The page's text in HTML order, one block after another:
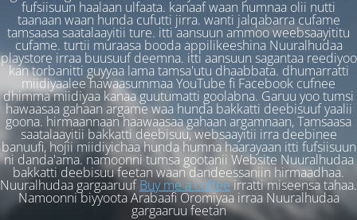
fufsiisuun haalaan ulfaata. kanaaf waan humnaa olii nutti
taanaan waan hunda cufutti jirra. wanti jalqabarra cufame
tamsaasa saatalaayitii ture. itti aansuun ammoo weebsaayititu
cufame. turtii muraasa booda appilikeeshina Nuuralhudaa
playstore irraa buusuuf deemna. itti aansuun sagantaa reediyoo
kan torbanitti guyyaa lama tamsa'utu dhaabbata. dhumarratti
miidiyaalee hawaasummaa YouTube fi Facebook cufnee
dhimma miidiyaa kanaa guutumatti goolabna. Garuu yoo tumsi
hawaasaa gahaan argame waa hunda bakkatti deebisuuf yaalii
goona. hirmaannaan haawaasaa gahaan argamnaan, Tamsaasa
saatalaayitii bakkatti deebisuu, websaayitii irra deebinee
banuufi, hojii miidiyichaa hunda humna haarayaan itti fufsiisuun
ni danda'ama. namoonni tumsa gootanii Website Nuuralhudaa
bakkatti deebisuu feetan waan dandeessaniin hirmaadhaa.
Nuuralhudaa gargaaruufBuy me a coffeeirratti miseensa tahaa.
Namoonni biyyoota Arabaafi Oromiyaa irraa Nuuralhudaa
gargaaruu feetan